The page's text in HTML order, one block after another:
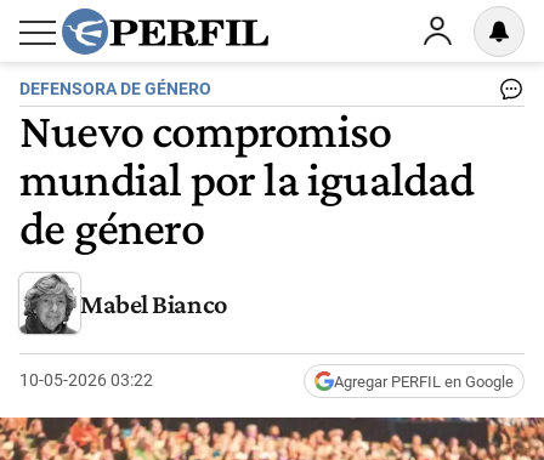
DEFENSORA DE GÉNERO
Nuevo compromiso
mundial por la igualdad
de género
Mabel Bianco
10-05-2026 03:22 Agregar PERFIL en Google